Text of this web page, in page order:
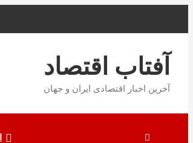
بروید
آفتاب اقتصاد
آخرین اخبار اقتصادی ایران و جهان